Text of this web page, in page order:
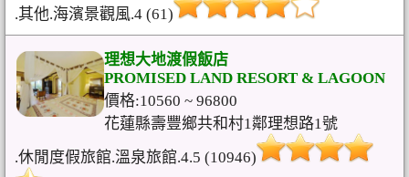
.其他.海濱景觀風.4 (61)
理想大地渡假飯店
PROMISED LAND RESORT & LAGOON
價格:10560 ~ 96800
花蓮縣壽豐鄉共和村1鄰理想路1號
.休閒度假旅館.溫泉旅館.4.5 (10946)